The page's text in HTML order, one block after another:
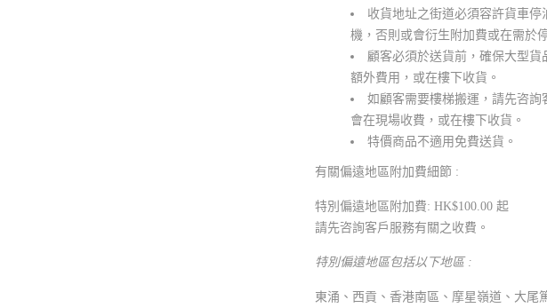
收貨地址之街道必須容許貨車
機，否則或會衍生附加費或在需於
顧客必須於送貨前，確保大型
額外費用，或在樓下收貨。
如顧客需要樓梯搬運，請先咨
會在現場收費，或在樓下收貨。
特價商品不適用免費送貨。
有關偏遠地區附加費細節 :
特別偏遠地區附加費: HK$100.00 起
請先咨詢客戶服務有關之收費。
特別偏遠地區包括以下地區 :
東涌、西貢、香港南區、摩星嶺道、大尾